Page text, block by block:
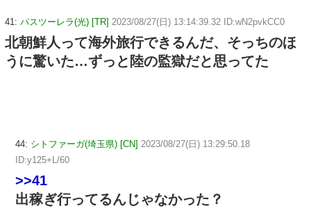
41: パスツーレラ(光) [TR] 2023/08/27(日) 13:14:39.32 ID:wN2pvkCC0
北朝鮮人って海外旅行できるんだ、そっちのほ
うに驚いた…ずっと陸の監獄だと思ってた
44: シトファーガ(埼玉県) [CN] 2023/08/27(日) 13:29:50.18
ID:y125+L/60
>>41
出稼ぎ行ってるんじゃなかった？